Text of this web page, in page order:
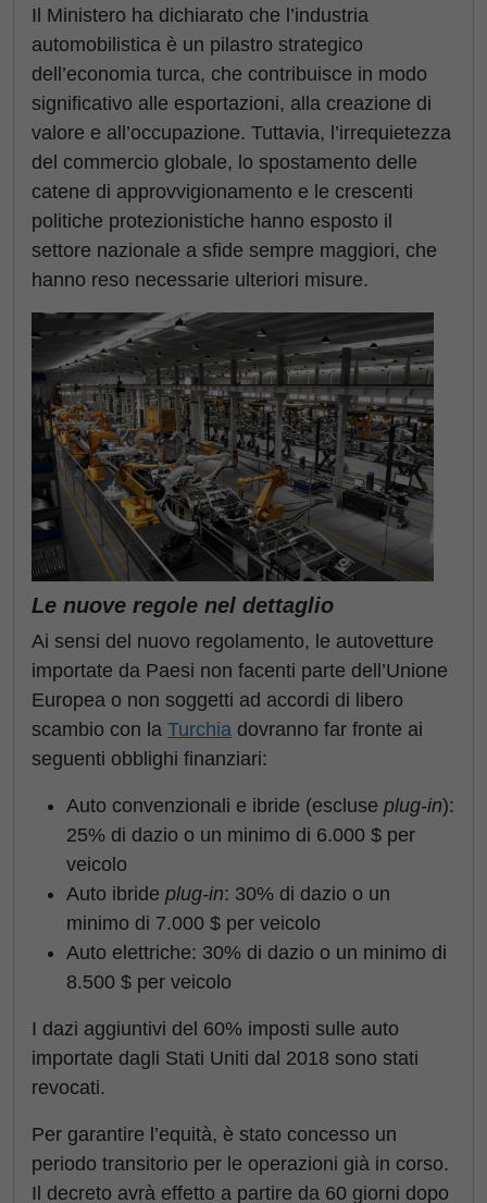
Il Ministero ha dichiarato che l’industria
automobilistica è un pilastro strategico
dell’economia turca, che contribuisce in modo
significativo alle esportazioni, alla creazione di
valore e all’occupazione. Tuttavia, l’irrequietezza
del commercio globale, lo spostamento delle
catene di approvvigionamento e le crescenti
politiche protezionistiche hanno esposto il
settore nazionale a sfide sempre maggiori, che
hanno reso necessarie ulteriori misure.
Le nuove regole nel dettaglio
Ai sensi del nuovo regolamento, le autovetture
importate da Paesi non facenti parte dell’Unione
Europea o non soggetti ad accordi di libero
scambio con la Turchia dovranno far fronte ai
seguenti obblighi finanziari:
Auto convenzionali e ibride (escluse plug-in):
25% di dazio o un minimo di 6.000 $ per
veicolo
Auto ibride plug-in: 30% di dazio o un
minimo di 7.000 $ per veicolo
Auto elettriche: 30% di dazio o un minimo di
8.500 $ per veicolo
I dazi aggiuntivi del 60% imposti sulle auto
importate dagli Stati Uniti dal 2018 sono stati
revocati.
Per garantire l’equità, è stato concesso un
periodo transitorio per le operazioni già in corso.
Il decreto avrà effetto a partire da 60 giorni dopo